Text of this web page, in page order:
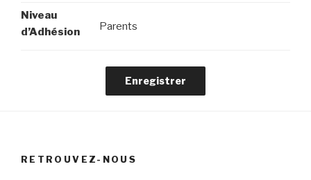
Niveau
d’Adhésion
Parents
RETROUVEZ-NOUS